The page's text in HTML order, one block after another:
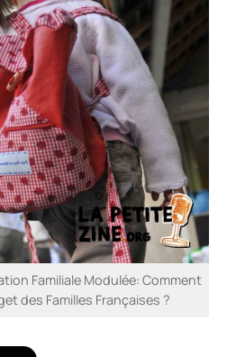
Familiale Modulée: Comment
des Familles Françaises ?